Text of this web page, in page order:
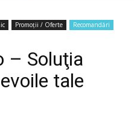
Promoții / Oferte
Recomandări
– Soluţia
tale